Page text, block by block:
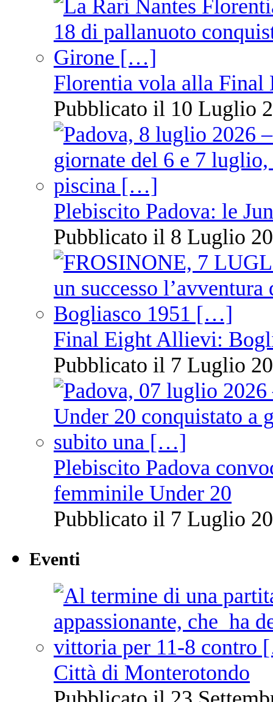
Florentia vola alla Final
Pubblicato il 10 Luglio
Plebiscito Padova: le
Pubblicato il 8 Luglio
Final Eight Allievi:
Pubblicato il 7 Luglio
Plebiscito Padova
femminile Under 20
Pubblicato il 7 Luglio
Eventi
Città di Monterotondo